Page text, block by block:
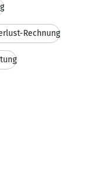
Rechnung